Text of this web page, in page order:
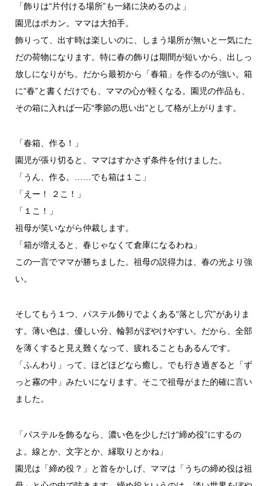
「飾りは“片付ける場所”も一緒に決めるのよ」
園児はポカン。ママは大拍手。
飾りって、出す時は楽しいのに、しまう場所が無いと一気にた
だの荷物になります。特に春の飾りは期間が短いから、出しっ
放しになりがち。だから最初から「春箱」を作るのが強い。箱
に“春”と書くだけでも、ママの心が軽くなる。園児の作品も、
その箱に入れば一応“季節の思い出”として格が上がります。
「春箱、作る！」
園児が張り切ると、ママはすかさず条件を付けました。
「うん、作る。……でも箱は１こ」
「えー！ ２こ！」
「１こ！」
祖母が笑いながら仲裁します。
「箱が増えると、春じゃなくて倉庫になるわね」
この一言でママが勝ちました。祖母の説得力は、春の光より強
い。
そしてもう１つ、パステル飾りでよくある“落とし穴”がありま
す。薄い色は、優しい分、輪郭がぼやけやすい。だから、全部
を薄くすると見え難くなって、疲れることもあるんです。
「ふんわり」って、ほどほどなら癒し。でも行き過ぎると「ず
っと霧の中」みたいになります。そこで祖母がまた的確に言い
ました。
「パステルを飾るなら、濃い色を少しだけ“締め役”にするの
よ。線とか、文字とか、縁取りとかね」
園児は「締め役？」と首をかしげ、ママは「うちの締め役は祖